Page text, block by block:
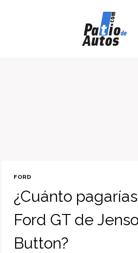
FORD
¿Cuánto
Ford GT de
Button?